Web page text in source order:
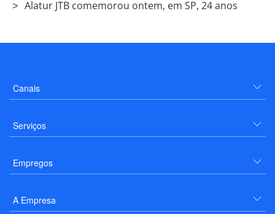
Alatur JTB comemorou ontem, em SP, 24 anos
Canais
Serviços
Empregos
A Empresa